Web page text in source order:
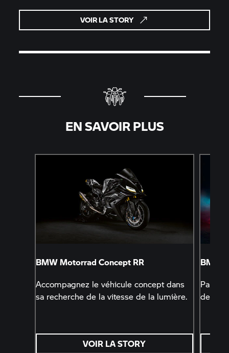
VOIR LA STORY
EN SAVOIR PLUS
BMW Motorrad Concept RR
Accompagnez le véhicule concept dans
sa recherche de la vitesse de la lumière.
VOIR LA STORY
BMW
Paré
design